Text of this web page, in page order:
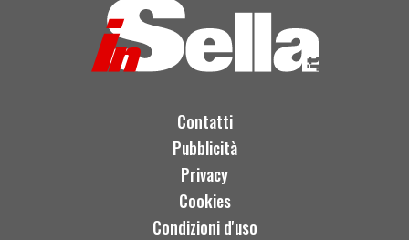
Contatti
Pubblicità
Privacy
Cookies
Condizioni d'uso